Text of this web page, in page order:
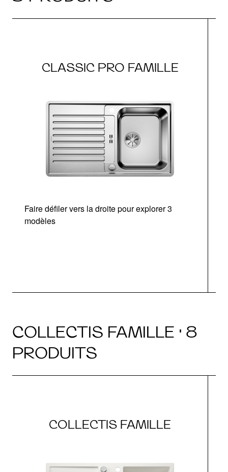
CLASSIC PRO FAMILLE
Faire défiler vers la droite pour explorer 3
modèles
COLLECTIS FAMILLE · 8
PRODUITS
COLLECTIS FAMILLE